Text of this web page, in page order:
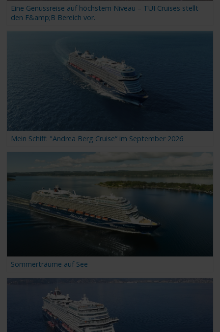
Eine Genussreise auf höchstem Niveau – TUI Cruises stellt
den F&amp;B Bereich vor.
Mein Schiff: "Andrea Berg Cruise“ im September 2026
Sommerträume auf See